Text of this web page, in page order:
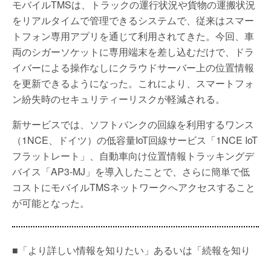
モバイルTMSは、トラックの運行状況や貨物の運搬状況
をリアルタイムで管理できるシステムで、従来はスマー
トフォン専用アプリを通じて利用されてきた。今回、車
両のシガーソケットに専用端末を差し込むだけで、ドラ
イバーによる操作なしにクラウドサーバー上の位置情報
を更新できるようになった。これにより、スマートフォ
ン紛失時のセキュリティーリスクが軽減される。
新サービスでは、ソフトバンクの回線を利用するワンス
（1NCE、ドイツ）の低容量IoT回線サービス「1NCE IoT
フラットレート」、自動車向け位置情報トラッキングデ
バイス「AP3-MJ」を導入したことで、さらに簡単で低
コストにモバイルTMSネットワークへアクセスすること
が可能となった。
■「より詳しい情報を知りたい」あるいは「続報を知り